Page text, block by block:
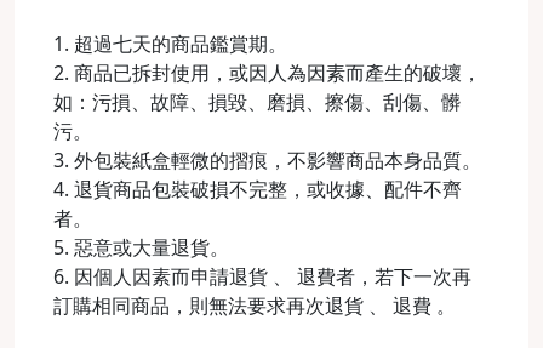
1. 超過七天的商品鑑賞期。
2. 商品已拆封使用，或因人為因素而產生的破壞，
如：污損、故障、損毀、磨損、擦傷、刮傷、髒
污。
3. 外包裝紙盒輕微的摺痕，不影響商品本身品質。
4. 退貨商品包裝破損不完整，或收據、配件不齊
者。
5. 惡意或大量退貨。
6. 因個人因素而申請退貨 、 退費者，若下一次再
訂購相同商品，則無法要求再次退貨 、 退費 。